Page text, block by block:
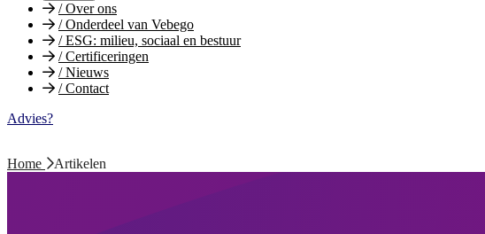
/Over ons
/Onderdeel van Vebego
/ESG: milieu, sociaal en bestuur
/Certificeringen
/Nieuws
/Contact
Advies?
Home Artikelen